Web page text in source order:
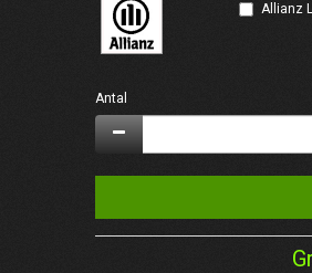
Allianz
Antal